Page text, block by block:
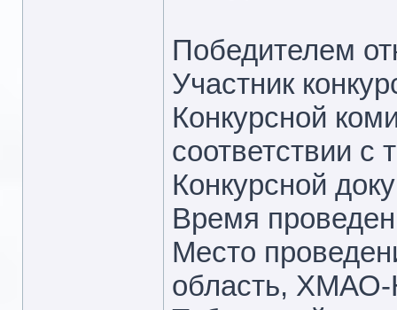
Победителем
Участник
Конкурсной
соответствии с
Конкурсной
Время
Место
область, ХМАО-